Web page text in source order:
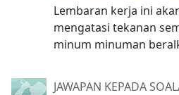
Lembaran kerja ini
mengatasi tekanan
minum minuman
JAWAPAN KEPADA